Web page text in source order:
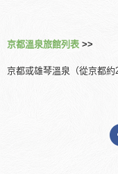
京都溫泉旅館列表 >>
京都或雄琴溫泉（從京都約